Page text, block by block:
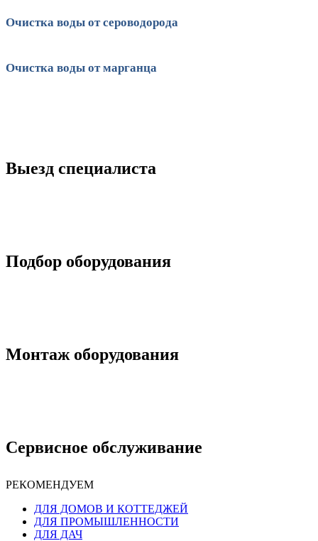
Очистка воды от сероводорода
Очистка воды от марганца
Выезд специалиста
Подбор оборудования
Монтаж оборудования
Сервисное обслуживание
РЕКОМЕНДУЕМ
ДЛЯ ДОМОВ И КОТТЕДЖЕЙ
ДЛЯ ПРОМЫШЛЕННОСТИ
ДЛЯ ДАЧ